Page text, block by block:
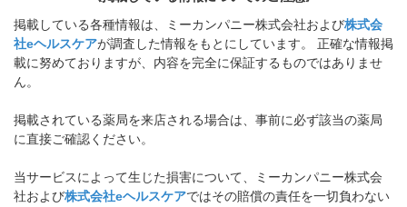
掲載している各種情報は、ミーカンパニー株式会社および株式会
社eヘルスケアが調査した情報をもとにしています。 正確な情報掲
載に努めておりますが、内容を完全に保証するものではありませ
ん。
掲載されている薬局を来店される場合は、事前に必ず該当の薬局
に直接ご確認ください。
当サービスによって生じた損害について、ミーカンパニー株式会
社および株式会社eヘルスケアではその賠償の責任を一切負わない